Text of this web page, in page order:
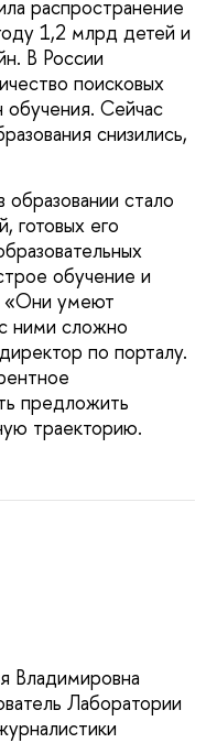
распространение
1,2 млрд детей и
В России
поисковых
обучения. Сейчас
снизились,
стало
готовых его
обучение и
«Они умеют
ними сложно
по порталу.
предложить
траекторию.
Владимировна
Лаборатории